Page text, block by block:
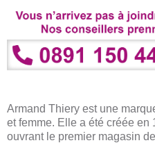
Armand Thiery est une
et femme. Elle a été créée
ouvrant le premier magasin